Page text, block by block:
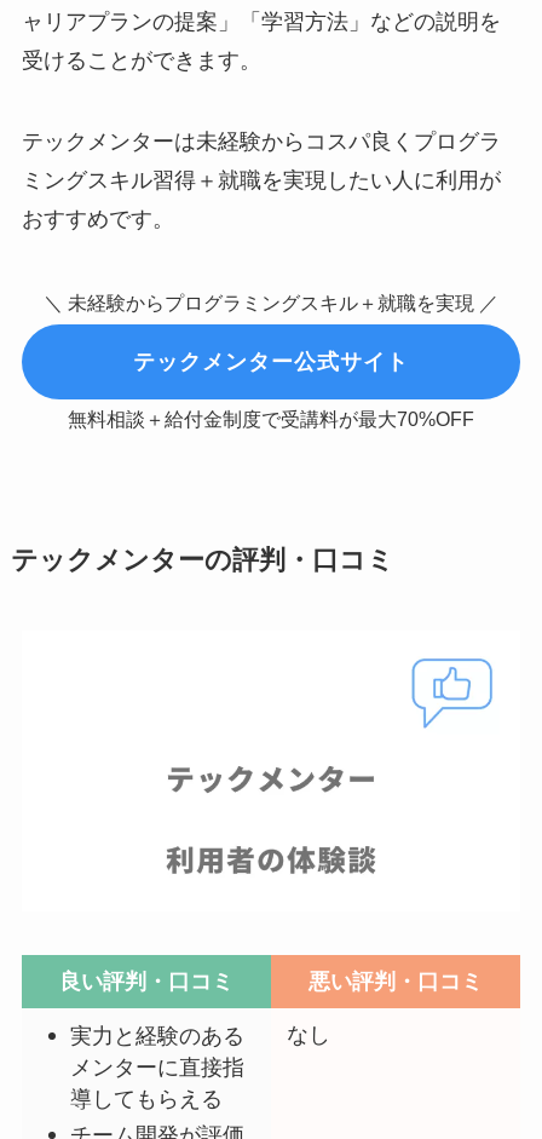
ャリアプランの提案」「学習方法」などの説明を
受けることができます。
テックメンターは未経験からコスパ良くプログラ
ミングスキル習得＋就職を実現したい人に利用が
おすすめです。
＼ 未経験からプログラミングスキル＋就職を実現 ／
テックメンター公式サイト
無料相談＋給付金制度で受講料が最大70%OFF
テックメンターの評判・口コミ
良い評判・口コミ 悪い評判・口コミ
実力と経験のある
メンターに直接指
導してもらえる
なし